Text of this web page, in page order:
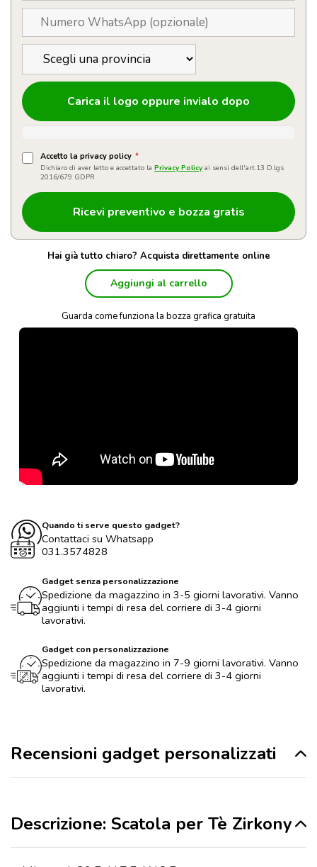
Carica il logo oppure invialo dopo
Accetto la privacy policy *
Dichiaro di aver letto e accettato la Privacy Policy ai sensi dell'art.13 D.lgs
2016/679 GDPR
Hai già tutto chiaro? Acquista direttamente online
Aggiungi al carrello
Guarda come funziona la bozza grafica gratuita
Quando ti serve questo gadget?
Contattaci su Whatsapp
031.3574828
Gadget senza personalizzazione
Spedizione da magazzino in 3-5 giorni lavorativi. Vanno
aggiunti i tempi di resa del corriere di 3-4 giorni
lavorativi.
Gadget con personalizzazione
Spedizione da magazzino in 7-9 giorni lavorativi. Vanno
aggiunti i tempi di resa del corriere di 3-4 giorni
lavorativi.
Recensioni gadget personalizzati
Descrizione: Scatola per Tè Zirkony